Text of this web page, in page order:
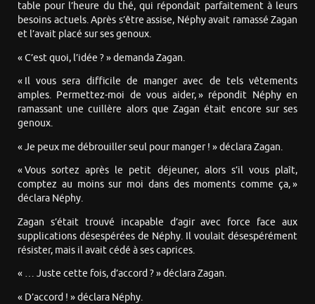
table pour l’heure du thé, qui répondait parfaitement à leurs
besoins actuels. Après s’être assise, Néphy avait ramassé Zagan
et l’avait placé sur ses genoux.
« C’est quoi, l’idée ? » demanda Zagan.
« Il vous sera difficile de manger avec de tels vêtements
amples. Permettez-moi de vous aider, » répondit Néphy en
ramassant une cuillère alors que Zagan était encore sur ses
genoux.
« Je peux me débrouiller seul pour manger ! » déclara Zagan.
« Vous sortez après le petit déjeuner, alors s’il vous plaît,
comptez au moins sur moi dans des moments comme ça, »
déclara Néphy.
Zagan s’était trouvé incapable d’agir avec force face aux
supplications désespérées de Néphy. Il voulait désespérément
résister, mais il avait cédé à ses caprices.
« … Juste cette fois, d’accord ? » déclara Zagan.
« D’accord ! » déclara Néphy.